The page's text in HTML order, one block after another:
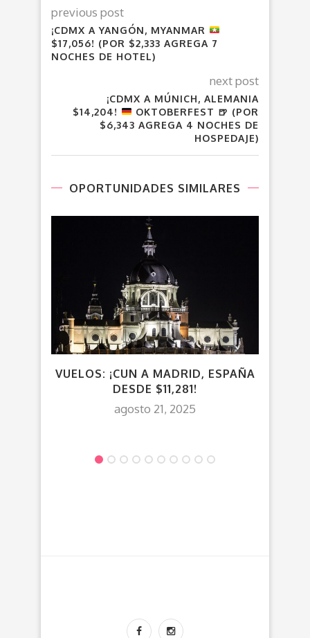
previous post
¡CDMX A YANGÓN, MYANMAR
$17,056! (POR $2,333 AGREGA 7
NOCHES DE HOTEL)
next post
¡CDMX A MÚNICH, ALEMANIA
$14,204!
OKTOBERFEST 🍺 (POR
$6,343 AGREGA 4 NOCHES DE
HOSPEDAJE)
OPORTUNIDADES SIMILARES
VUELOS: ¡CUN A MADRID, ESPAÑA
DESDE $11,281!
agosto 21, 2025